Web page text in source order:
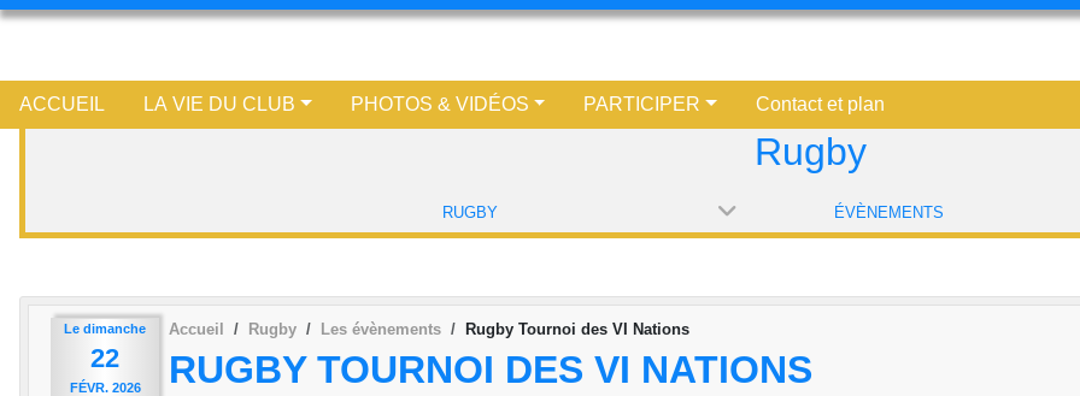
ACCUEIL LA VIE DU CLUB PHOTOS & VIDÉOS PARTICIPER Contact et plan
Rugby
RUGBY ÉVÈNEMENTS
Le dimanche
22
FÉVR. 2026
Accueil Rugby Les évènements Rugby Tournoi des VI Nations
RUGBY TOURNOI DES VI NATIONS